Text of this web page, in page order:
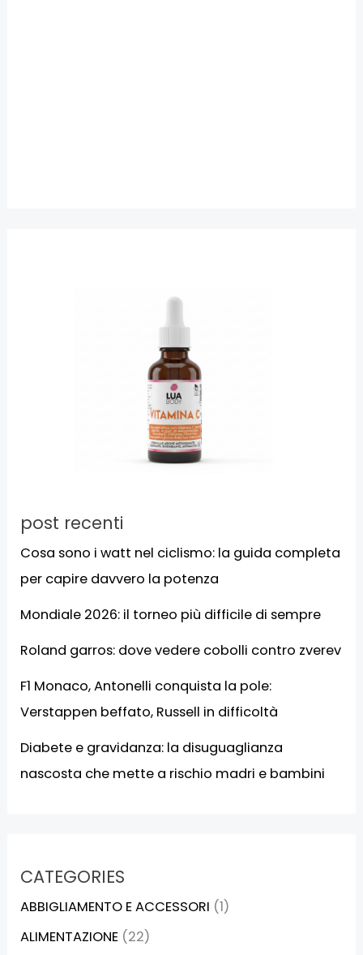
post recenti
Cosa sono i watt nel ciclismo: la guida completa
per capire davvero la potenza
Mondiale 2026: il torneo più difficile di sempre
Roland garros: dove vedere cobolli contro zverev
F1 Monaco, Antonelli conquista la pole:
Verstappen beffato, Russell in difficoltà
Diabete e gravidanza: la disuguaglianza
nascosta che mette a rischio madri e bambini
CATEGORIES
ABBIGLIAMENTO E ACCESSORI (1)
ALIMENTAZIONE (22)